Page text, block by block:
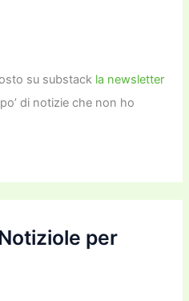
su substack la newsletter
di notizie che non ho
per